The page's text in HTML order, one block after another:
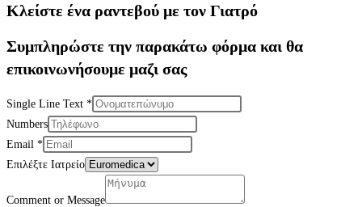
Κλείστε ένα ραντεβού με τον Γιατρό
Συμπληρώστε την παρακάτω φόρμα και θα
επικοινωνήσουμε μαζι σας
Single Line Text *
Numbers
Email *
Επιλέξτε Ιατρείο
Comment or Message